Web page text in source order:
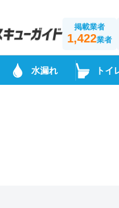
掲載業者
1,422業者
水漏れ トイ